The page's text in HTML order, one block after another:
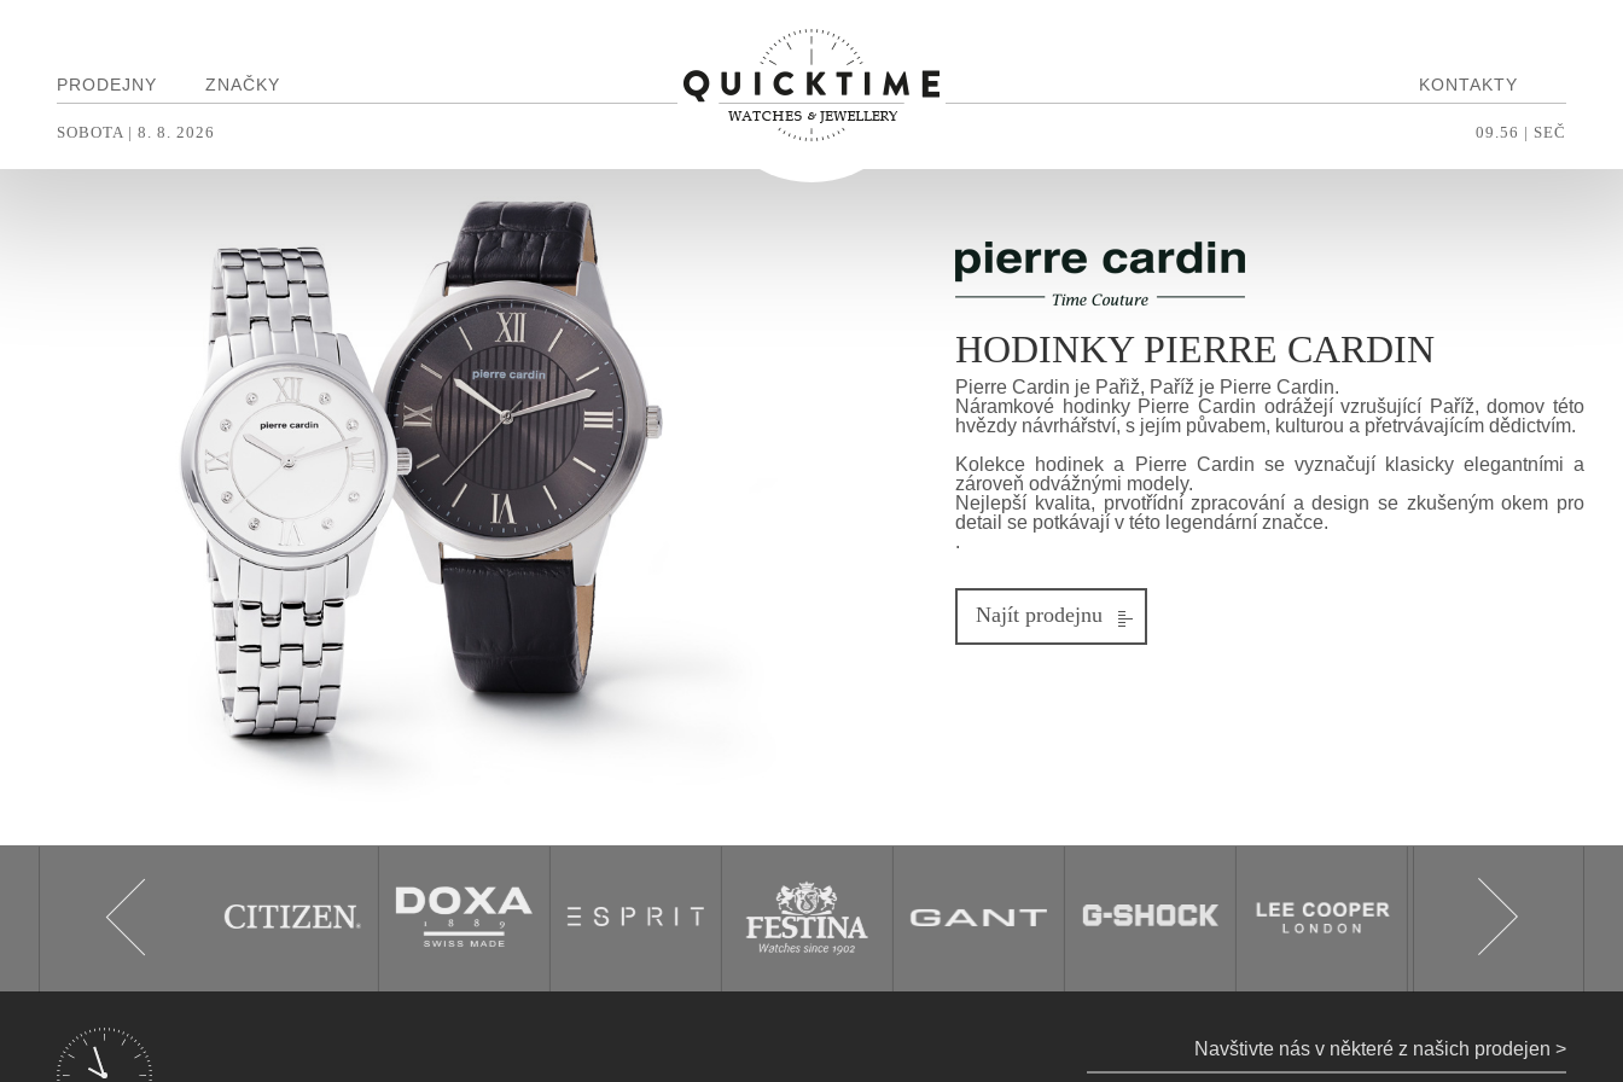
PRODEJNY ZNAČKY KONTAKTY
SOBOTA | 8. 8. 2026 09.56 | SEČ
HODINKY PIERRE CARDIN
Pierre Cardin je Pařiž, Paříž je Pierre Cardin.
Náramkové hodinky Pierre Cardin odrážejí vzrušující Paříž, domov této
hvězdy návrhářství, s jejím půvabem, kulturou a přetrvávajícím dědictvím.
Kolekce hodinek a Pierre Cardin se vyznačují klasicky elegantními a
zároveň odvážnými modely.
Nejlepší kvalita, prvotřídní zpracování a design se zkušeným okem pro
detail se potkávají v této legendární značce.
.
Najít prodejnu
Navštivte nás v některé z našich prodejen >